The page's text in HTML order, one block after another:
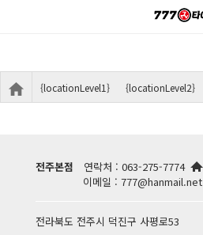
{locationLevel1} {locationLevel2}
전주본점
연락처 : 063-275-7774
이메일 : 777@hanmail.net
전라북도 전주시 덕진구 사평로53